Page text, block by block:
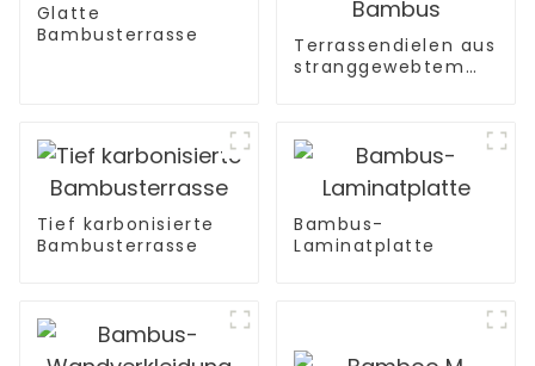
Glatte
Bambusterrasse
Terrassendielen aus
stranggewebtem
Tief karbonisierte
Bambusterrasse
Bambus-
Laminatplatte